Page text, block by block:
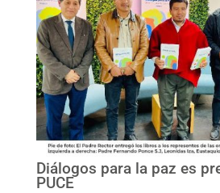
Diálogos para la paz es
PUCE